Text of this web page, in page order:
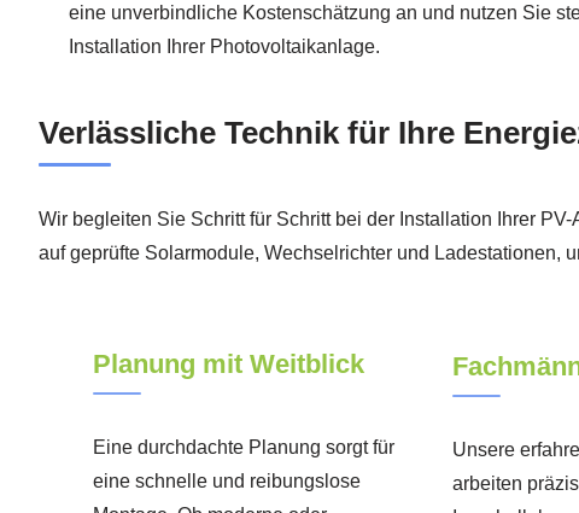
eine unverbindliche Kostenschätzung an und nutzen Sie
Installation Ihrer Photovoltaikanlage.
Verlässliche Technik für Ihre
Wir begleiten Sie Schritt für Schritt bei der Installation Ihrer
auf geprüfte Solarmodule, Wechselrichter und Ladestationen,
Planung mit Weitblick
Eine durchdachte Planung sorgt für
eine schnelle und reibungslose
Unsere
arbeiten